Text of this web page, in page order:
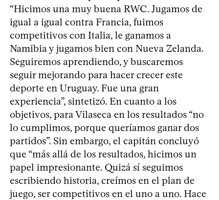
“Hicimos una muy buena RWC. Jugamos de
igual a igual contra Francia, fuimos
competitivos con Italia, le ganamos a
Namibia y jugamos bien con Nueva Zelanda.
Seguiremos aprendiendo, y buscaremos
seguir mejorando para hacer crecer este
deporte en Uruguay. Fue una gran
experiencia”, sintetizó. En cuanto a los
objetivos, para Vilaseca en los resultados “no
lo cumplimos, porque queríamos ganar dos
partidos”. Sin embargo, el capitán concluyó
que “más allá de los resultados, hicimos un
papel impresionante. Quizá sí seguimos
escribiendo historia, creímos en el plan de
juego, ser competitivos en el uno a uno. Hace